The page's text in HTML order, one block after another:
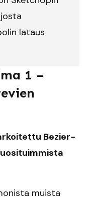
lataus
1 –
Bezier-
muista